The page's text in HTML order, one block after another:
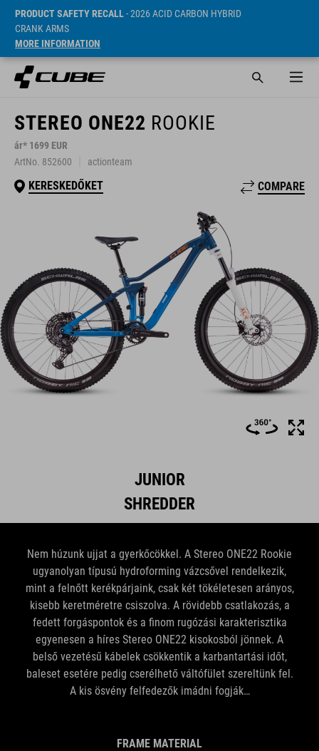
PRODUCT SAFETY RECALL- 2026 ACID CARBON HYBRID
CRANK ARMS
MORE INFORMATION
STEREO ONE22 ROOKIE
ár* 1699 EUR
ArtNo. 852600
actionteam
KERESKEDŐKET COMPARE
JUNIOR
SHREDDER
Nem húzunk ujjat a gyerkőcökkel. A Stereo ONE22 Rookie
ugyanolyan típusú hydroforming vázcsővel rendelkezik,
mint a felnőtt kerékpárjaink, csak két tökéletesen arányos,
kisebb keretméretre csiszolva. A rövidebb csatlakozás, a
fedett forgáspontok és a finom rugózási karakterisztika
egyenesen a híres Stereo ONE22 kisokosból jönnek. A
belső vezetésű kábelek csökkentik a karbantartási időt,
baleset esetére pedig cserélhető váltófület szereltünk fel.
A kis ösvény felfedezők imádni fogják…
FRAME MATERIAL